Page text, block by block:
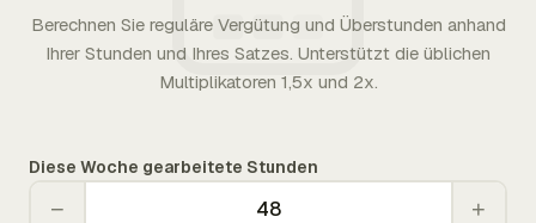
Berechnen Sie reguläre Vergütung und Überstunden anhand
Ihrer Stunden und Ihres Satzes. Unterstützt die üblichen
Multiplikatoren 1,5x und 2x.
Diese Woche gearbeitete Stunden
− +